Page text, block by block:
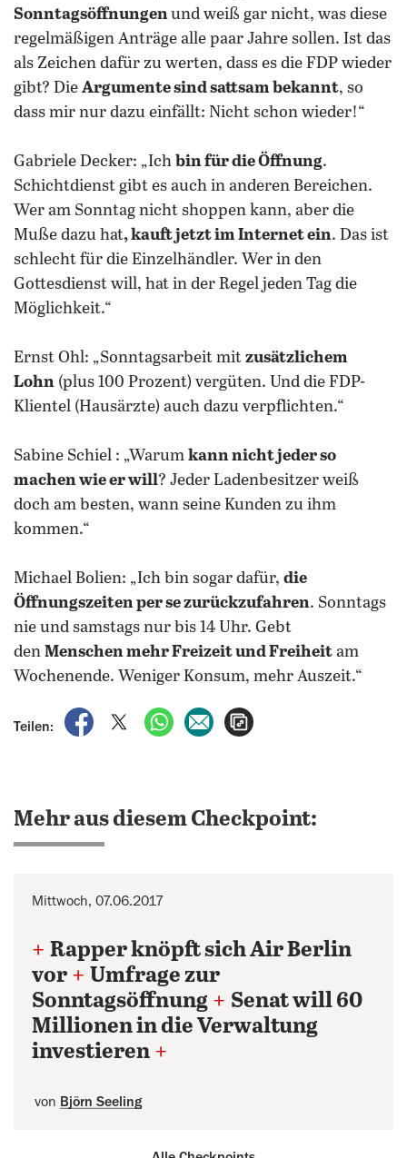
Sonntagsöffnungenund weiß gar nicht, was diese
regelmäßigen Anträge alle paar Jahre sollen. Ist das
als Zeichen dafür zu werten, dass es die FDP wieder
gibt? Die Argumente sind sattsam bekannt, so
dass mir nur dazu einfällt: Nicht schon wieder!“
Gabriele Decker: „Ich bin für die Öffnung.
Schichtdienst gibt es auch in anderen Bereichen.
Wer am Sonntag nicht shoppen kann, aber die
Muße dazu hat, kauft jetzt im Internet ein. Das ist
schlecht für die Einzelhändler. Wer in den
Gottesdienst will, hat in der Regel jeden Tag die
Möglichkeit.“
Ernst Ohl: „Sonntagsarbeit mit zusätzlichem
Lohn (plus 100 Prozent) vergüten. Und die FDP-
Klientel (Hausärzte) auch dazu verpflichten.“
Sabine Schiel : „Warum kann nicht jeder so
machen wie er will? Jeder Ladenbesitzer weiß
doch am besten, wann seine Kunden zu ihm
kommen.“
Michael Bolien: „Ich bin sogar dafür, die
Öffnungszeiten per se zurückzufahren. Sonntags
nie und samstags nur bis 14 Uhr. Gebt
den Menschen mehr Freizeit und Freiheit am
Wochenende. Weniger Konsum, mehr Auszeit.“
Teilen:
auf Facebook teilen
auf X teilenper WhatsApp teilen
per E-Mail teilen
Mehr aus diesem Checkpoint:
Mittwoch, 07.06.2017
+ Rapper knöpft sich Air Berlin
vor + Umfrage zur
Sonntagsöffnung + Senat will 60
Millionen in die Verwaltung
investieren +
von Björn Seeling